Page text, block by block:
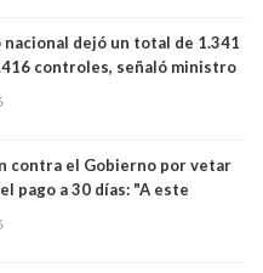
dejó un total de 1.341
controles, señaló ministro
contra el Gobierno por vetar
pago a 30 días: "A este